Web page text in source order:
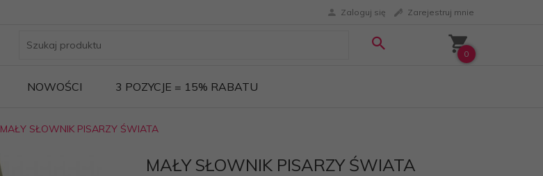
Zaloguj się Zarejestruj mnie
0
NOWOŚCI 3 POZYCJE = 15% RABATU
MAŁY SŁOWNIK PISARZY ŚWIATA
MAŁY SŁOWNIK PISARZY ŚWIATA